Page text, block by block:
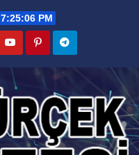
7:25:07 PM